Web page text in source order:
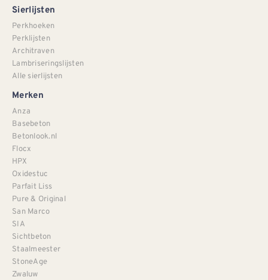
Sierlijsten
Perkhoeken
Perklijsten
Architraven
Lambriseringslijsten
Alle sierlijsten
Merken
Anza
Basebeton
Betonlook.nl
Flocx
HPX
Oxidestuc
Parfait Liss
Pure & Original
San Marco
SIA
Sichtbeton
Staalmeester
StoneAge
Zwaluw